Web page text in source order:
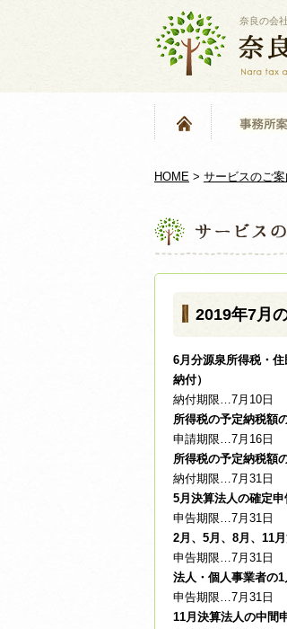
奈良の会
HOME > サービスのご案
2019年7月
6月分源泉所得税・
納付）
納付期限…7月10日
所得税の予定納税額
申請期限…7月16日
所得税の予定納税額
納付期限…7月31日
5月決算法人の確定
申告期限…7月31日
2月、5月、8月、11
申告期限…7月31日
法人・個人事業者の
申告期限…7月31日
11月決算法人の中間